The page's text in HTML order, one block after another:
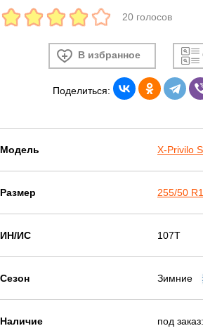
20 голосов
В избранное
Поделиться:
Модель X-Privilo
Размер 255/50
ИН/ИС 107T
Сезон Зимние
Наличие под